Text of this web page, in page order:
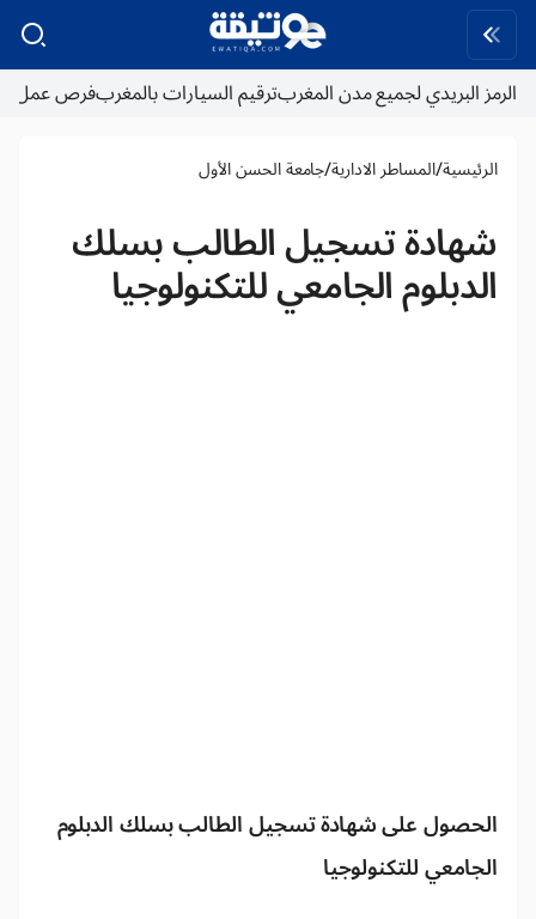
الرمز البريدي لجميع مدن المغربترقيم السيارات بالمغربفرص عمل
الرئيسية/المساطر الادارية/جامعة الحسن الأول
شهادة تسجيل الطالب بسلك
الدبلوم الجامعي للتكنولوجيا
الحصول على شهادة تسجيل الطالب بسلك الدبلوم
الجامعي للتكنولوجيا